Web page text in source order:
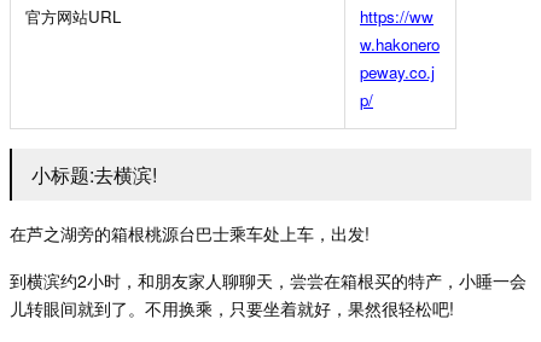
官方网站URL
https://ww
w.hakonero
peway.co.j
p/
小标题:去横滨!
在芦之湖旁的箱根桃源台巴士乘车处上车，出发!
到横滨约2小时，和朋友家人聊聊天，尝尝在箱根买的特产，小睡一会
儿转眼间就到了。不用换乘，只要坐着就好，果然很轻松吧!